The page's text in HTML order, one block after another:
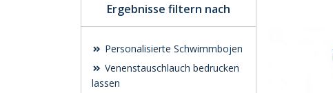
Ergebnisse filtern nach
Personalisierte Schwimmbojen
Venenstauschlauch bedrucken
lassen